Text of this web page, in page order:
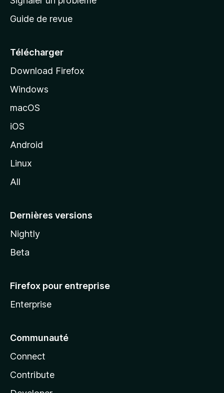
c
e
l
d
o
z
l
Guide de revue
Télécharger
Download Firefox
Windows
macOS
iOS
Android
Linux
All
Dernières versions
Nightly
Beta
Firefox pour entreprise
Enterprise
Communauté
Connect
Contribute